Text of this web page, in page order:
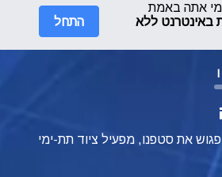
אתה באמת
באינטרנט ללא
התחל
פגוש את סטפנו, מפעיל ציוד תת-ימי